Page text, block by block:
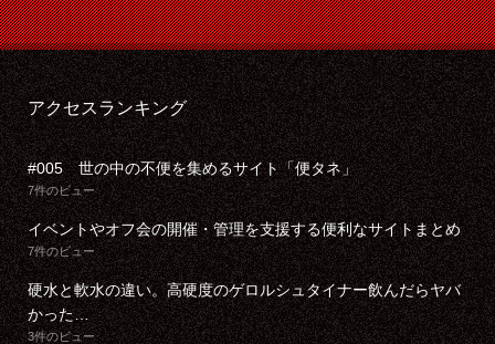
アクセスランキング
#005 世の中の不便を集めるサイト「便タネ」
7件のビュー
イベントやオフ会の開催・管理を支援する便利なサイトまとめ
7件のビュー
硬水と軟水の違い。高硬度のゲロルシュタイナー飲んだらヤバ
かった…
3件のビュー